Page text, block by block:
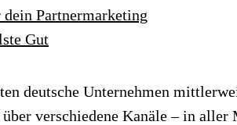
Partnermarketing
Gut
deutsche Unternehmen
verschiedene Kanäle – in